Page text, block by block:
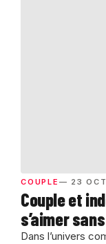
COUPLE — 23
Couple et
s’aimer
Dans l’univers